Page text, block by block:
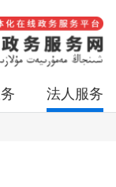
法人服务